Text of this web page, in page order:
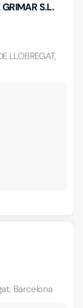
S.L.
LLOBREGAT,
Barcelona